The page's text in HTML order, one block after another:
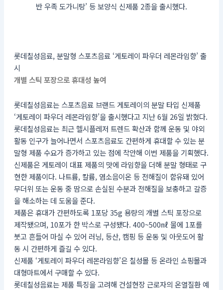
반 우족 도가니탕’ 등 보양식 신제품 2종을 출시했다.
롯데칠성음료, 분말형 스포츠음료 ‘게토레이 파우더 레몬라임향’ 출
시
개별 스틱 포장으로 휴대성 높여
롯데칠성음료는 스포츠음료 브랜드 게토레이의 분말 타입 신제품
‘게토레이 파우더 레몬라임향’을 출시했다고 지난 6월 26일 밝혔다.
롯데칠성음료는 최근 헬시플레저 트렌드 확산과 함께 운동 및 야외
활동 인구가 늘어나면서 스포츠음료도 간편하게 휴대할 수 있는 분
말형 제품 수요가 증가하고 있는 점에 착안해 이번 제품을 기획했다.
신제품은 게토레이 대표 제품의 맛에 라임향을 더해 분말 형태로 구
현한 제품이다. 나트륨, 칼륨, 염소음이온 등 전해질이 함유돼 있어
무더위 또는 운동 중 땀으로 손실된 수분과 전해질을 보충하고 갈증
을 해소하는 데 도움을 준다.
제품은 휴대가 간편하도록 1포당 35g 용량의 개별 스틱 포장으로
제작됐으며, 10포가 한 박스로 구성됐다. 400~500㎖ 물에 1포를
붓고 흔들어 마실 수 있어 러닝, 등산, 캠핑 등 운동 및 아웃도어 활
동 시 간편하게 즐길 수 있다.
신제품 ‘게토레이 파우더 레몬라임향’은 칠성몰 등 온라인 쇼핑몰과
대형마트에서 구매할 수 있다.
롯데칠성음료는 제품 특징을 고려해 건설현장 근로자의 온열질환 예